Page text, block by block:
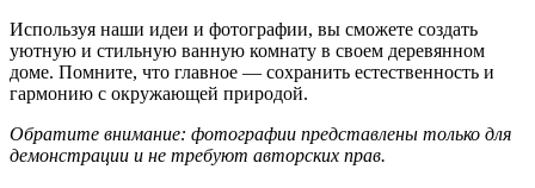
Используя наши идеи и фотографии, вы сможете создать
уютную и стильную ванную комнату в своем деревянном
доме. Помните, что главное — сохранить естественность и
гармонию с окружающей природой.
Обратите внимание: фотографии представлены только для
демонстрации и не требуют авторских прав.